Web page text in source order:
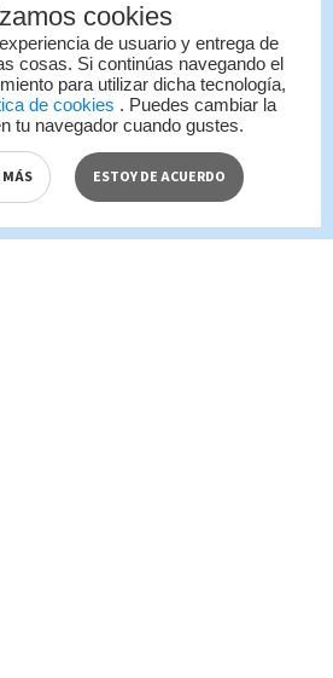
cookies
de usuario y entrega de
cosas. Si continúas navegando el
para utilizar dicha tecnología,
de cookies . Puedes cambiar la
tu navegador cuando gustes.
MÁS ESTOY DE ACUERDO